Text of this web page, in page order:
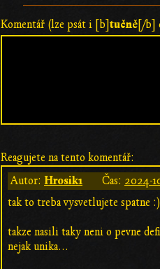
Komentář (lze psát i [b] tučně [/b]
Reagujete na tento komentář:
Autor: Hrosik1 Čas: 2024-
tak to treba vysvetlujete spatne :)
takze nasili taky neni o pevne
nejak unika...